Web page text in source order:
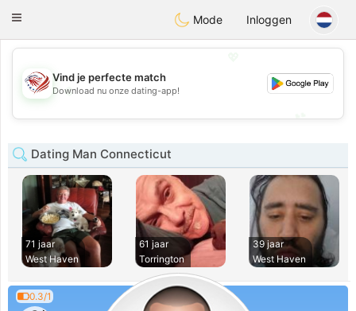
StatesDating
Toggle
Mode Inloggen
💖
💕
Vind je perfecte match
Download nu onze dating-app!
Dating Man Connecticut
71 jaar
West Haven
61 jaar
Torrington
39 jaar
West Haven
0.3/1